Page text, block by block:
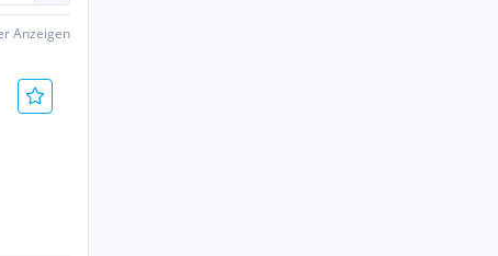
Anzeigen